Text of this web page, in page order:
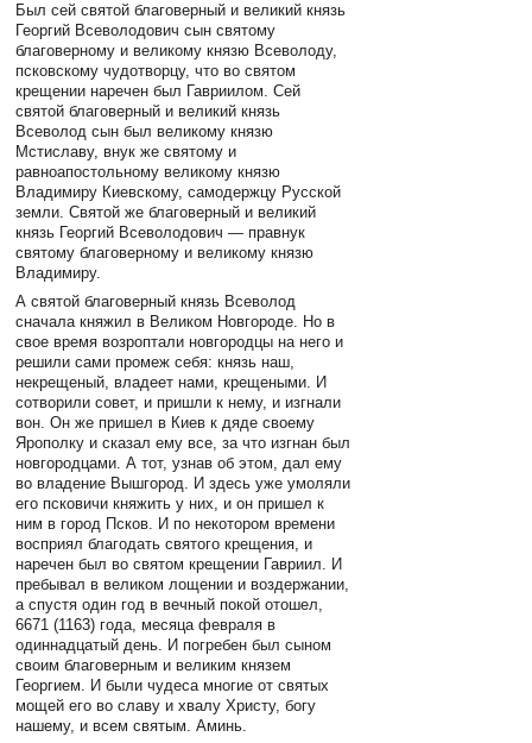
Был сей святой благоверный и великий князь
Георгий Всеволодович сын святому
благоверному и великому князю Всеволоду,
псковскому чудотворцу, что во святом
крещении наречен был Гавриилом. Сей
святой благоверный и великий князь
Всеволод сын был великому князю
Мстиславу, внук же святому и
равноапостольному великому князю
Владимиру Киевскому, самодержцу Русской
земли. Святой же благоверный и великий
князь Георгий Всеволодович — правнук
святому благоверному и великому князю
Владимиру.
А святой благоверный князь Всеволод
сначала княжил в Великом Новгороде. Но в
свое время возроптали новгородцы на него и
решили сами промеж себя: князь наш,
некрещеный, владеет нами, крещеными. И
сотворили совет, и пришли к нему, и изгнали
вон. Он же пришел в Киев к дяде своему
Ярополку и сказал ему все, за что изгнан был
новгородцами. А тот, узнав об этом, дал ему
во владение Вышгород. И здесь уже умоляли
его псковичи княжить у них, и он пришел к
ним в город Псков. И по некотором времени
восприял благодать святого крещения, и
наречен был во святом крещении Гавриил. И
пребывал в великом лощении и воздержании,
а спустя один год в вечный покой отошел,
6671 (1163) года, месяца февраля в
одиннадцатый день. И погребен был сыном
своим благоверным и великим князем
Георгием. И были чудеса многие от святых
мощей его во славу и хвалу Христу, богу
нашему, и всем святым. Аминь.